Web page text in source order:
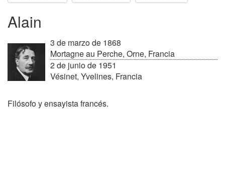
Alain
3 de marzo de 1868
Mortagne au Perche, Orne, Francia
2 de junio de 1951
Vésinet, Yvelines, Francia
Filósofo y ensayista francés.